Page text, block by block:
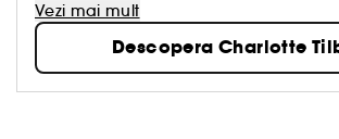
tenului cu performanță ridicată și
parfumuri inovatoare!
Vezi mai mult
Descopera Charlotte